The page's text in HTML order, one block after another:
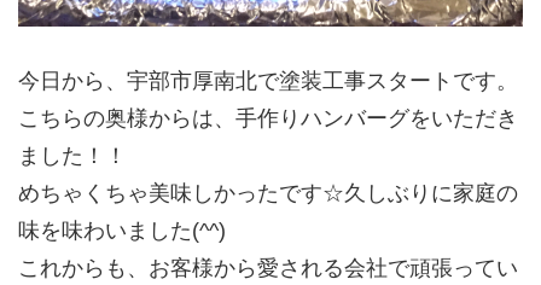
今日から、宇部市厚南北で塗装工事スタートです。
こちらの奥様からは、手作りハンバーグをいただき
ました！！
めちゃくちゃ美味しかったです☆久しぶりに家庭の
味を味わいました(^^)
これからも、お客様から愛される会社で頑張ってい